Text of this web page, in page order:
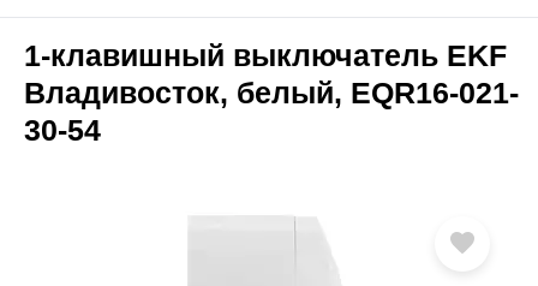
1-клавишный выключатель EKF
Владивосток, белый, EQR16-021-
30-54